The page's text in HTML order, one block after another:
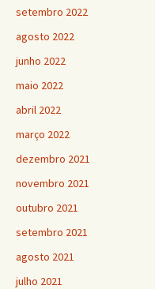
setembro 2022
agosto 2022
junho 2022
maio 2022
abril 2022
março 2022
dezembro 2021
novembro 2021
outubro 2021
setembro 2021
agosto 2021
julho 2021